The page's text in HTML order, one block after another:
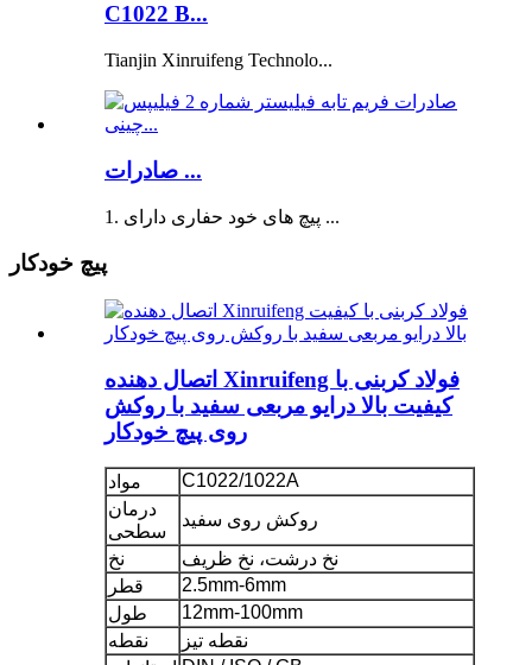
C1022 B...
Tianjin Xinruifeng Technolo...
صادرات ...
1. پیچ های خود حفاری دارای ...
پیچ خودکار
اتصال دهنده Xinruifeng فولاد کربنی با
کیفیت بالا درایو مربعی سفید با روکش
روی پیچ خودکار
مواد
C1022/1022A
درمان
سطحی
روکش روی سفید
نخ
نخ درشت، نخ ظریف
قطر
2.5mm-6mm
طول
12mm-100mm
نقطه
نقطه تیز